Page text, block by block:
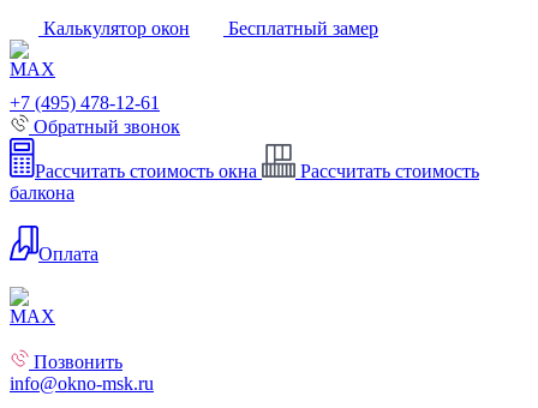
Калькулятор окон Бесплатный замер
+7 (495) 478-12-61
Обратный звонок
Рассчитать стоимость окна
Рассчитать стоимость
балкона
Оплата
Позвонить
info@okno-msk.ru